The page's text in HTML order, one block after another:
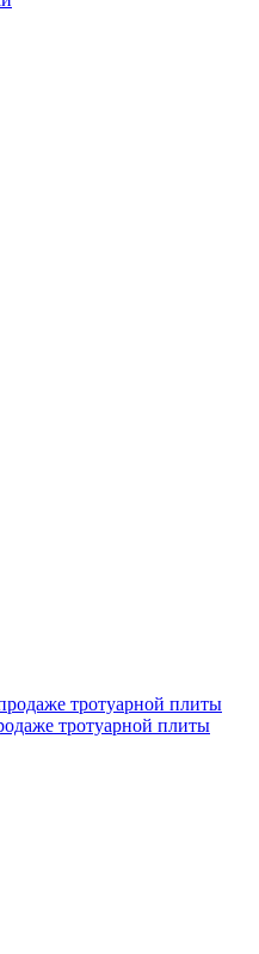
тротуарной плиты